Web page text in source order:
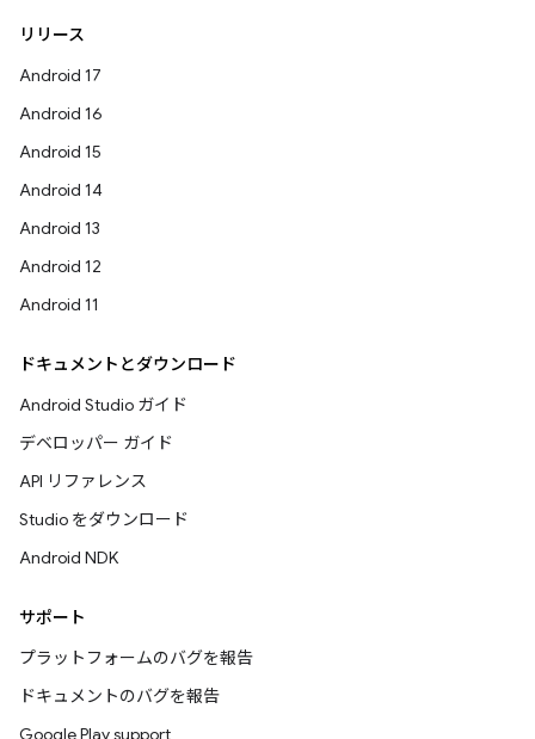
リリース
Android 17
Android 16
Android 15
Android 14
Android 13
Android 12
Android 11
ドキュメントとダウンロード
Android Studio ガイド
デベロッパー ガイド
API リファレンス
Studio をダウンロード
Android NDK
サポート
プラットフォームのバグを報告
ドキュメントのバグを報告
Google Play support